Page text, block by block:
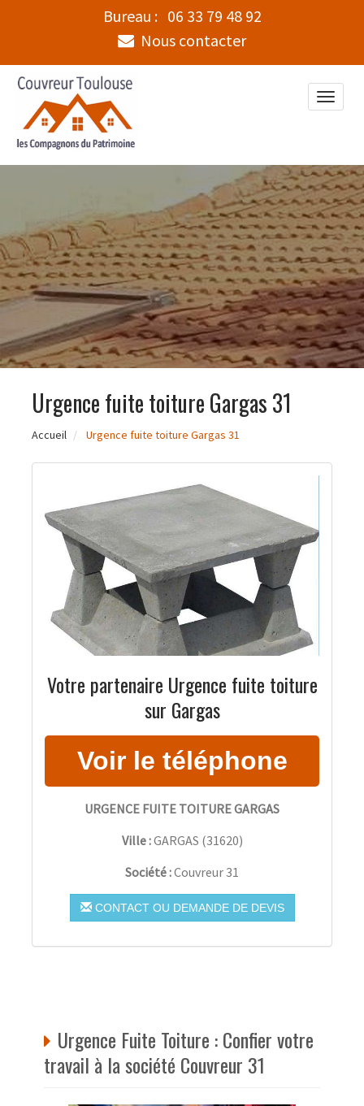
Bureau : 06 33 79 48 92
Nous contacter
Toggle
Urgence fuite toiture Gargas 31
Accueil Urgence fuite toiture Gargas 31
Votre partenaire Urgence fuite toiture
sur Gargas
URGENCE FUITE TOITURE GARGAS
Ville :GARGAS (31620)
Société :Couvreur 31
CONTACT OU DEMANDE DE DEVIS
Urgence Fuite Toiture : Confier votre
travail à la société Couvreur 31